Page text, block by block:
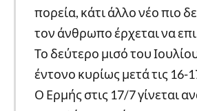
πορεία, κάτι άλλο νέο πιο
τον άνθρωπο έρχεται να
Το δεύτερο μισό του
έντονο κυρίως μετά τις 16-
Ο Ερμής στις 17/7 γίνεται